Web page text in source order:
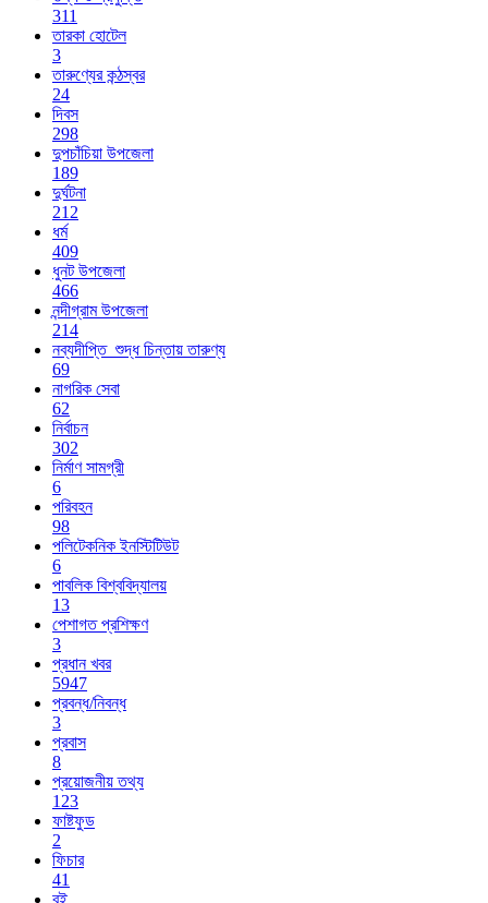
311
তারকা হোটেল
3
তারুণ্যের কন্ঠস্বর
24
দিবস
298
দুপচাঁচিয়া উপজেলা
189
দুর্ঘটনা
212
ধর্ম
409
ধুনট উপজেলা
466
নন্দীগ্রাম উপজেলা
214
নব্যদীপ্তি_শুদ্ধ চিন্তায় তারুণ্য
69
নাগরিক সেবা
62
নির্বাচন
302
নির্মাণ সামগ্রী
6
পরিবহন
98
পলিটেকনিক ইনস্টিটিউট
6
পাবলিক বিশ্ববিদ্যালয়
13
পেশাগত প্রশিক্ষণ
3
প্রধান খবর
5947
প্রবন্ধ/নিবন্ধ
3
প্রবাস
8
প্রয়োজনীয় তথ্য
123
ফাষ্টফুড
2
ফিচার
41